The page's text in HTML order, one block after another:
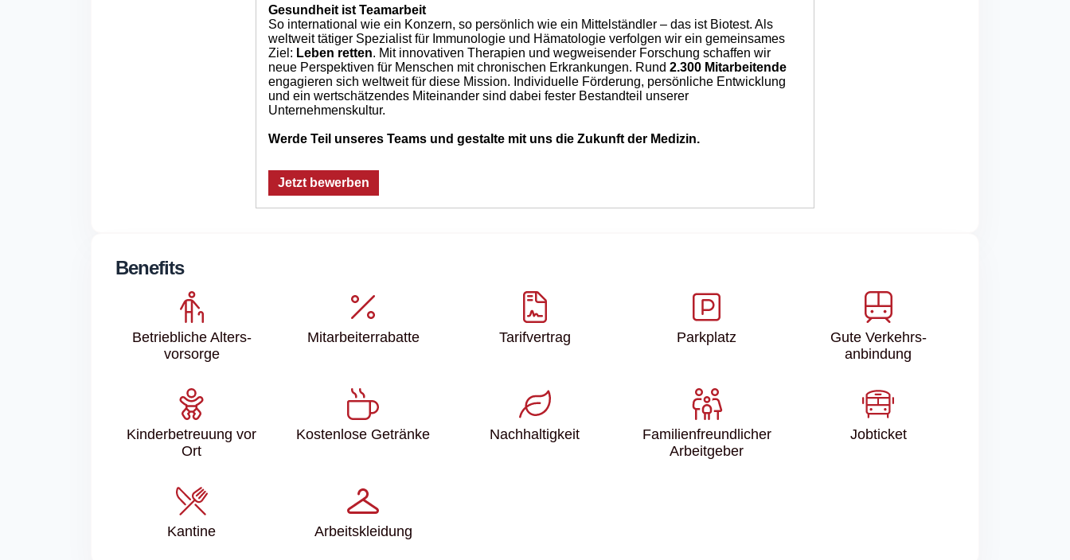
Gesundheit ist Teamarbeit
So international wie ein Konzern, so persönlich wie ein Mittelständler – das ist Biotest. Als
weltweit tätiger Spezialist für Immunologie und Hämatologie verfolgen wir ein gemeinsames
Ziel: Leben retten. Mit innovativen Therapien und wegweisender Forschung schaffen wir
neue Perspektiven für Menschen mit chronischen Erkrankungen. Rund 2.300 Mitarbeitende
engagieren sich weltweit für diese Mission. Individuelle Förderung, persönliche Entwicklung
und ein wertschätzendes Miteinander sind dabei fester Bestandteil unserer
Unternehmenskultur.
Werde Teil unseres Teams und gestalte mit uns die Zukunft der Medizin.
Jetzt bewerben
Benefits
Betriebliche Alters­
vorsorge
Mitarbeiter­rabatte Tarifvertrag Parkplatz
Gute Verkehrs­
anbindung
Kinder­betreuung vor
Ort
Kostenlose Getränke Nachhaltigkeit
Familien­freundlicher
Arbeitgeber
Jobticket
Kantine Arbeits­kleidung